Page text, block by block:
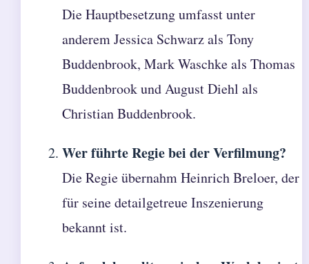
Die Hauptbesetzung umfasst unter
anderem Jessica Schwarz als Tony
Buddenbrook, Mark Waschke als Thomas
Buddenbrook und August Diehl als
Christian Buddenbrook.
Wer führte Regie bei der Verfilmung?
Die Regie übernahm Heinrich Breloer, der
für seine detailgetreue Inszenierung
bekannt ist.